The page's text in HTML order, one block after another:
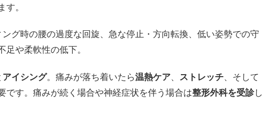
す。
グ時の腰の過度な回旋、急な停止・方向転換、低い姿勢での守
足や柔軟性の低下。
アイシング。痛みが落ち着いたら温熱ケア、 ストレッチ、そして
です。痛みが続く場合や神経症状を伴う場合は整形外科を受診し